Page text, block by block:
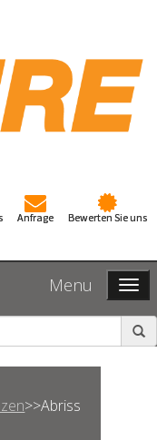
Anfrage Bewerten Sie uns
Menu
>>Abriss